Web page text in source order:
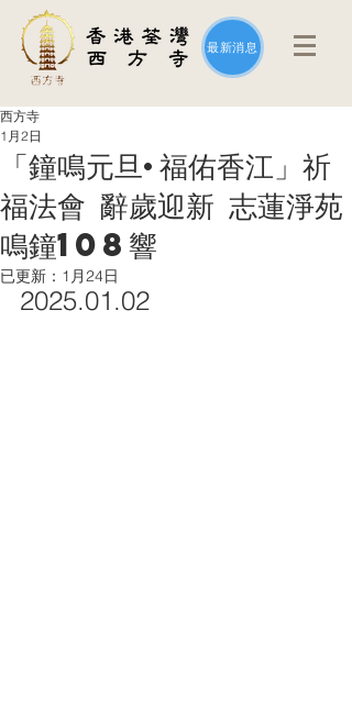
最新消息
「鐘鳴元旦·福佑香江」祈
福法會 辭歲迎新 志蓮淨苑
鳴鐘108響
西方寺
1月2日
已更新： 1月24日
2025.01.02